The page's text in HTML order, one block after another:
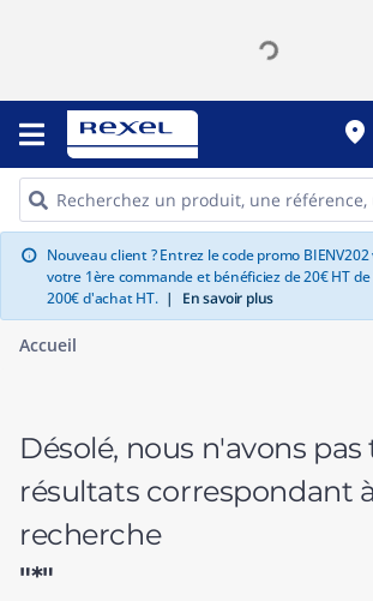
place
info Nouveau client ? Entrez le code promo
votre 1ère commande et bénéficiez de 20€ HT
200€ d'achat HT. | En savoir plus
Accueil
Désolé, nous n'avons
résultats correspondant
recherche
"*"